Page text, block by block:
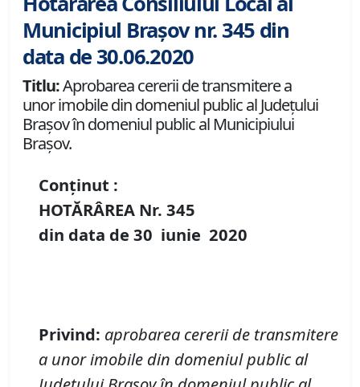
Municipiul Brașov nr. 345 din
data de 30.06.2020
Titlu:Aprobarea cererii de transmitere a
unor imobile din domeniul public al Județului
Brașov în domeniul public al Municipiului
Brașov.
Conținut :
HOTĂRÂREA Nr. 345
din data de 30 iunie 2020
Privind: aprobarea cererii de transmitere
a unor imobile din domeniul public al